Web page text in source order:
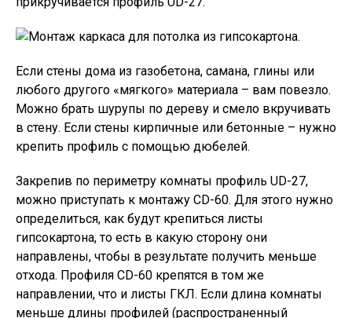
Если стены дома из газобетона, самана, глины или
любого другого «мягкого» материала – вам повезло.
Можно брать шурупы по дереву и смело вкручивать
в стену. Если стены кирпичные или бетонные – нужно
крепить профиль с помощью дюбелей.
Закрепив по периметру комнаты профиль UD-27,
можно приступать к монтажу CD-60. Для этого нужно
определиться, как будут крепиться листы
гипсокартона, то есть в какую сторону они
направлены, чтобы в результате получить меньше
отхода. Профиля CD-60 крепятся в том же
направлении, что и листы ГКЛ. Если длина комнаты
меньше длины профилей (распространенный